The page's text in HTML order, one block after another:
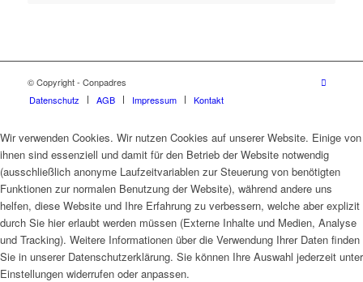
© Copyright - Conpadres
Datenschutz
AGB Impressum Kontakt
Wir verwenden Cookies. Wir nutzen Cookies auf unserer Website. Einige von
ihnen sind essenziell und damit für den Betrieb der Website notwendig
(ausschließlich anonyme Laufzeitvariablen zur Steuerung von benötigten
Funktionen zur normalen Benutzung der Website), während andere uns
helfen, diese Website und Ihre Erfahrung zu verbessern, welche aber explizit
durch Sie hier erlaubt werden müssen (Externe Inhalte und Medien, Analyse
und Tracking). Weitere Informationen über die Verwendung Ihrer Daten finden
Sie in unserer Datenschutzerklärung. Sie können Ihre Auswahl jederzeit unter
Einstellungen widerrufen oder anpassen.